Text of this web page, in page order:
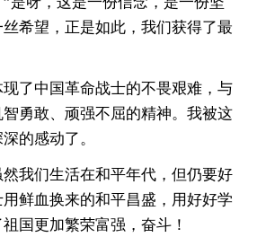
希望，正是如此，我们获得了最
了中国革命战士的不畏艰难，与
勇敢、顽强不屈的精神。我被这
的感动了。
我们生活在和平年代，但仍要好
鲜血换来的和平昌盛，用好好学
国更加繁荣富强，奋斗！